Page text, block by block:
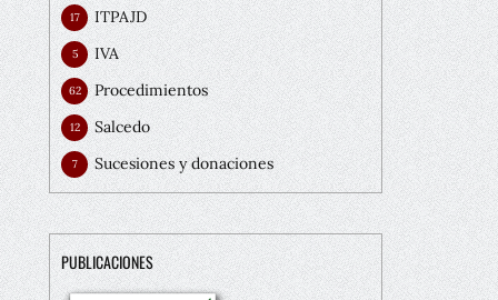
ITPAJD
17
IVA
5
Procedimientos
62
Salcedo
12
Sucesiones y donaciones
7
PUBLICACIONES